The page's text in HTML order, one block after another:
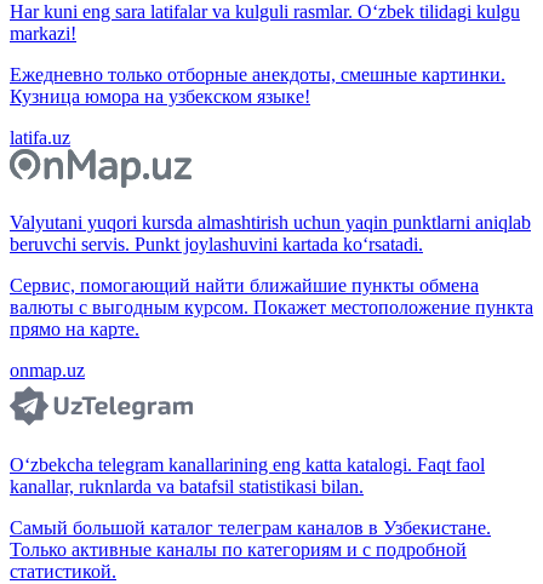
Har kuni eng sara latifalar va kulguli rasmlar. O‘zbek tilidagi kulgu
markazi!
Ежедневно только отборные анекдоты, смешные картинки.
Кузница юмора на узбекском языке!
latifa.uz
Valyutani yuqori kursda almashtirish uchun yaqin punktlarni aniqlab
beruvchi servis. Punkt joylashuvini kartada ko‘rsatadi.
Сервис, помогающий найти ближайшие пункты обмена
валюты с выгодным курсом. Покажет местоположение пункта
прямо на карте.
onmap.uz
O‘zbekcha telegram kanallarining eng katta katalogi. Faqt faol
kanallar, ruknlarda va batafsil statistikasi bilan.
Самый большой каталог телеграм каналов в Узбекистане.
Только активные каналы по категориям и с подробной
статистикой.